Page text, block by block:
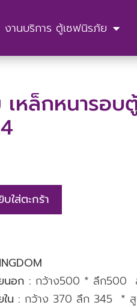
งานบริการ ตู้เซฟนิรภัย
หล็กหนารอบ
ใส่ตะกร้า
นอก : กว้าง500 * ลึก500
น : กว้าง 370 ลึก 345 *